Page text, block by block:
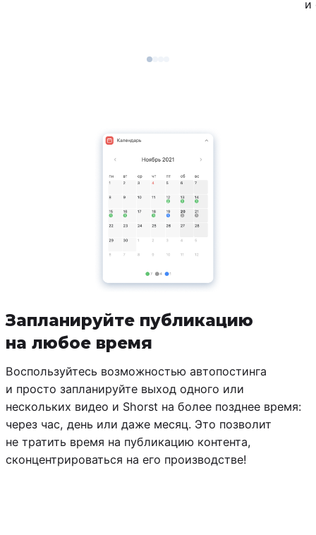
и
Запланируйте публикацию
на любое время
Воспользуйтесь возможностью автопостинга
и просто запланируйте выход одного или
нескольких видео и Shorst на более позднее время:
через час, день или даже месяц. Это позволит
не тратить время на публикацию контента,
сконцентрироваться на его производстве!